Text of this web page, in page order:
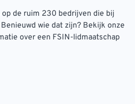
de ruim 230 bedrijven die bij
wie dat zijn? Bekijk onze
over een FSIN-lidmaatschap